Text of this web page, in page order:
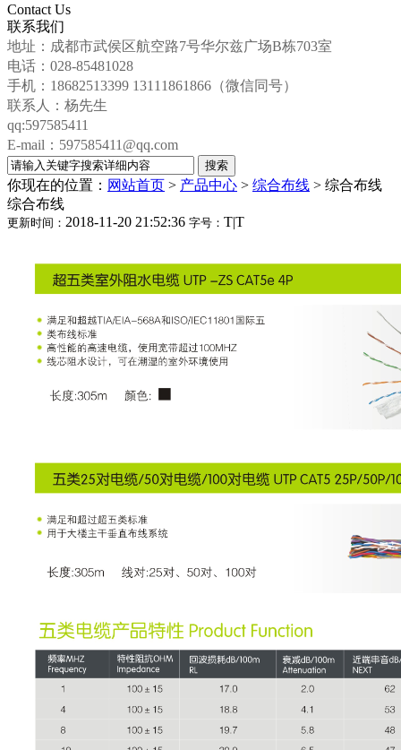
Contact Us
联系我们
地址：成都市武侯区航空路7号华尔兹广场B栋703室
电话：028-85481028
手机：18682513399 13111861866（微信同号）
联系人：杨先生
qq:597585411
E-mail：597585411@qq.com
你现在的位置： 网站首页 > 产品中心 > 综合布线 > 综合布线
综合布线
更新时间： 2018-11-20 21:52:36 字号： T|T